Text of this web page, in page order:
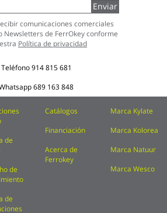
Enviar
comunicaciones comerciales
Newsletters de FerrOkey conforme
Política de privacidad
Teléfono914 815 681
689 163 848
de
de
de
Catálogos
Financiación
Acerca de
Ferrokey
Marca Kylate
Marca Kolorea
Marca Natuur
Marca Wesco